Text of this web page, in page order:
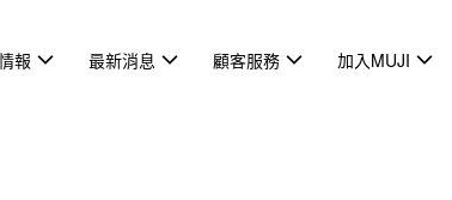
報 最新消息 顧客服務 加入MUJI